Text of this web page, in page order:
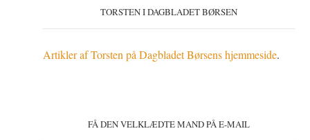
TORSTEN I DAGBLADET BØRSEN
Artikler af Torsten på Dagbladet Børsens hjemmeside.
FÅ DEN VELKLÆDTE MAND PÅ E-MAIL